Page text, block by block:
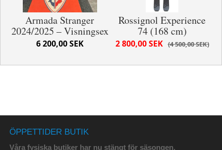
Armada Stranger
2024/2025 – Visningsex
6 200,00 SEK
Rossignol Experience
74 (168 cm)
4 500,00 SEK
2 800,00 SEK
ÖPPETTIDER BUTIK
Våra fysiska butiker har nu stängt för säsongen.